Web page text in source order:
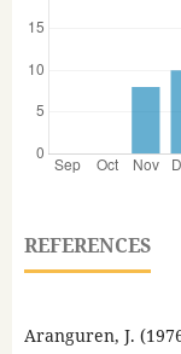
REFERENCES
Aranguren, J.